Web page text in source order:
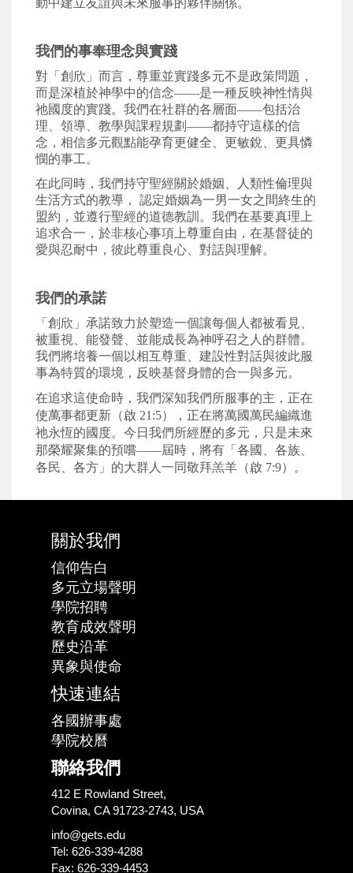
動中建立友誼與未來服事的夥伴關係。
我們的事奉理念與實踐
對「 創欣」 而言，尊重並實踐多元不是政策問題，
而是深植於神學中的信念——是一種反映神性情與
祂國度的實踐。我們在社群的各層面——包括治
理、領導、教學與課程規劃 ——都持守這樣的信
念，相信多元觀點能孕育更健全、更敏銳、更具憐
憫的事工。
在此同時，我們持守聖經關於婚姻、人類性倫理與
生活方式的教導，
認定婚姻為一男一女之間終生的
盟約，並遵行聖經的道德教訓。我們在基要真理上
追求合一，於非核心事項上尊重自由，在基督徒的
愛與忍耐中，彼此尊重良心、對話與理解。
我們的承諾
「創欣」 承諾致力於塑造一個讓每個人都被看見、
被重視、能發聲、並能成長為神呼召之人的群體。
我們將培養一個以相互尊重、建設性對話與彼此服
事為特質的環境，反映基督身體的合一與多元。
在追求這使命時，我們深知我們所服事的主，正在
使萬事都更新（啟 21:5），正在將萬國萬民編織進
祂永恆的國度。今日我們所經歷的多元，只是未來
那榮耀聚集的預嚐——屆時，將有「各國、各族、
各民、各方」的大群人一同敬拜羔羊（啟 7:9）。
關於我們
信仰告白
多元立場聲明
學院招聘
教育成效聲明
歷史沿革
異象與使命
快速連結
各國辦事處
學院校曆
聯絡我們
412 E Rowland Street,
Covina, CA 91723-2743, USA
info@gets.edu
Tel: 626-339-4288
Fax: 626-339-4453